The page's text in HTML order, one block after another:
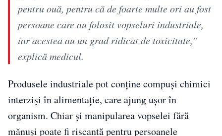
pentru ouă, pentru că de foarte multe ori au fost
persoane care au folosit vopseluri industriale,
iar acestea au un grad ridicat de toxicitate,”
explică medicul.
Produsele industriale pot conține compuși chimici
interziși în alimentație, care ajung ușor în
organism. Chiar și manipularea vopselei fără
mănuși poate fi riscantă pentru persoanele